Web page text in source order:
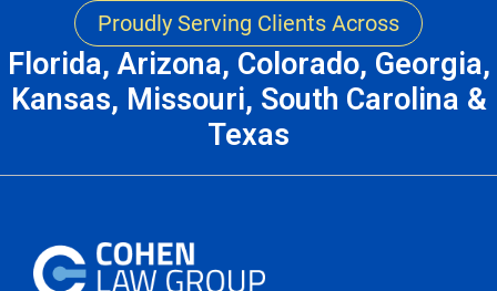
Proudly Serving Clients Across
Florida, Arizona, Colorado, Georgia,
Kansas, Missouri, South Carolina &
Texas